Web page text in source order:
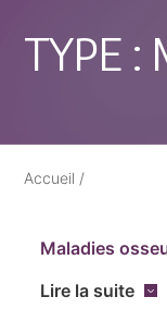
TYPE :
Accueil /
Maladies
Lire la suite